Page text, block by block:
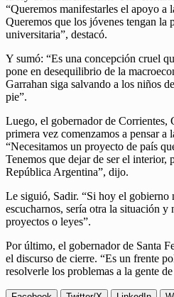
“Queremos manifestarles el apoyo a
Queremos que los jóvenes tengan la
universitaria”, destacó.
Y sumó: “Es una concepción cruel
pone en desequilibrio de la
Garrahan siga salvando a los niños
pie”.
Luego, el gobernador de Corrientes,
primera vez comenzamos a pensar a
“Necesitamos un proyecto de país
Tenemos que dejar de ser el interior,
República Argentina”, dijo.
Le siguió, Sadir. “Si hoy el gobierno
escucharnos, sería otra la situación y
proyectos o leyes”.
Por último, el gobernador de Santa
el discurso de cierre. “Es un frente
resolverle los problemas a la gente